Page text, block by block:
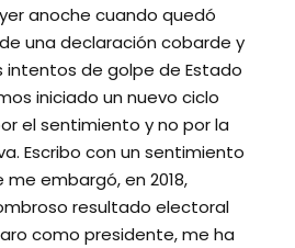
anoche cuando quedó
una declaración cobarde y
intentos de golpe de Estado
iniciado un nuevo ciclo
el sentimiento y no por la
Escribo con un sentimiento
embargó, en 2018,
resultado electoral
como presidente, me ha